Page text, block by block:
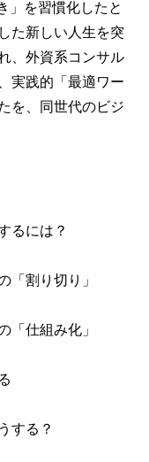
」を習慣化したと
た新しい人生を突
、外資系コンサル
実践的「最適ワー
を、同世代のビジ
るには？
割り切り」
仕組み化」
する？